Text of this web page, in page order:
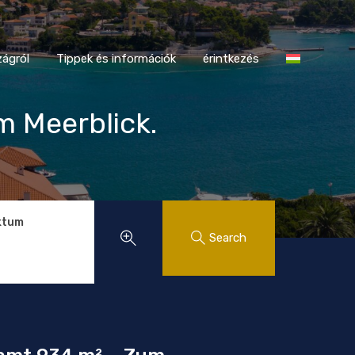
Tippek és információk érintkezés
Tippek és információk érintkezés
Meerblick.
Search